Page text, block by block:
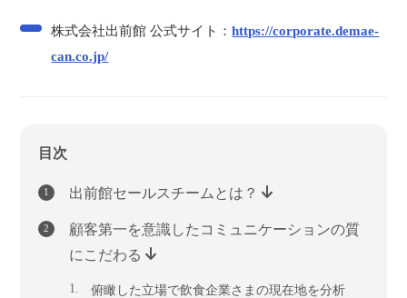
株式会社出前館 公式サイト：https://corporate.demae-
can.co.jp/
目次
出前館セールスチームとは？
顧客第一を意識したコミュニケーションの質
にこだわる
俯瞰した立場で飲食企業さまの現在地を分析